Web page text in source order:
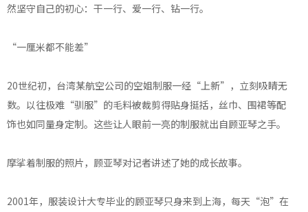
然坚守自己的初心：干一行、爱一行、钻一行。
“一厘米都不能差”
20世纪初，台湾某航空公司的空姐制服一经“上新”，立刻吸睛无
数。以往极难“驯服”的毛料被裁剪得贴身挺括，丝巾、围裙等配
饰也如同量身定制。这些让人眼前一亮的制服就出自顾亚琴之手。
摩挲着制服的照片，顾亚琴对记者讲述了她的成长故事。
2001年，服装设计大专毕业的顾亚琴只身来到上海，每天“泡”在